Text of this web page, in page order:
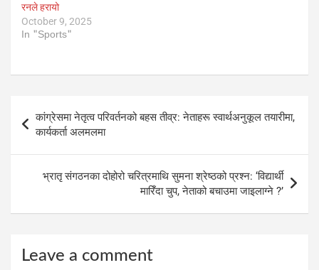
रनले हरायो
October 9, 2025
In "Sports"
navigation
कांग्रेसमा नेतृत्व परिवर्तनको बहस तीव्र: नेताहरू स्वार्थअनुकूल तयारीमा,
कार्यकर्ता अलमलमा
भ्रातृ संगठनका दोहोरो चरित्रमाथि सुमना श्रेष्ठको प्रश्न: ‘विद्यार्थी
मारिँदा चुप, नेताको बचाउमा जाइलाग्ने ?’
Leave a comment